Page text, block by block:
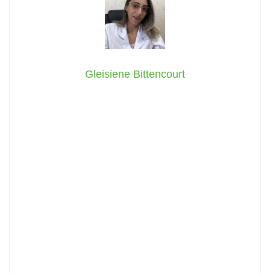
Gleisiene Bittencourt